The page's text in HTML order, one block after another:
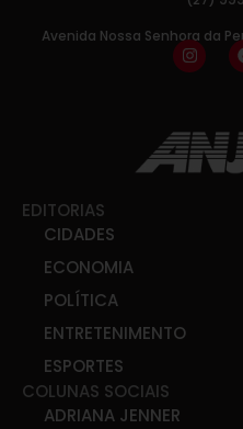
Avenida Nossa Senhora da
EDITORIAS
CIDADES
ECONOMIA
POLÍTICA
ENTRETENIMENTO
ESPORTES
COLUNAS SOCIAIS
ADRIANA JENNER